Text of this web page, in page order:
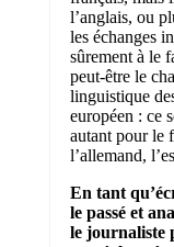
l’anglais, ou
les échanges
sûrement à le
peut-être le
linguistique
européen : ce
autant pour le
l’allemand,
En tant
le passé et
le journaliste